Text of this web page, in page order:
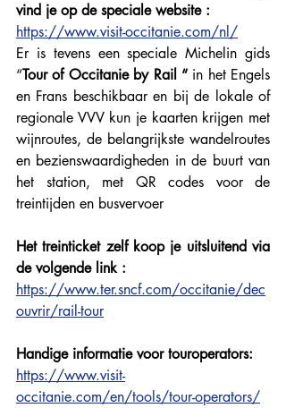
vind je op de speciale website :
https://www.visit-occitanie.com/nl/
Er is tevens een speciale Michelin gids
“Tour of Occitanie by Rail “ in het Engels
en Frans beschikbaar en bij de lokale of
regionale VVV kun je kaarten krijgen met
wijnroutes, de belangrijkste wandelroutes
en bezienswaardigheden in de buurt van
het station, met QR codes voor de
treintijden en busvervoer
Het treinticket zelf koop je uitsluitend via
de volgende link :
https://www.ter.sncf.com/occitanie/dec
ouvrir/rail-tour
Handige informatie voor touroperators:
https://www.visit-
occitanie.com/en/tools/tour-operators/